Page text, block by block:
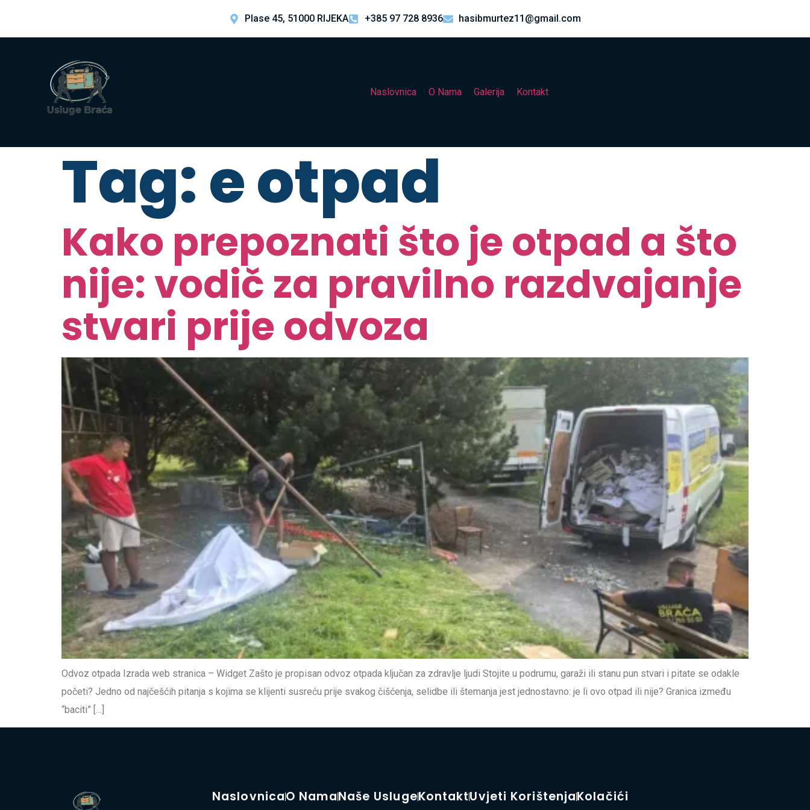
Plase 45, 51000 RIJEKA +385 97 728 8936 hasibmurtez11@gmail.com
Naslovnica O Nama Galerija Kontakt
Tag:e otpad
Kako prepoznati što je otpad a što
nije: vodič za pravilno razdvajanje
stvari prije odvoza
Odvoz otpada Izrada web stranica – Widget Zašto je propisan odvoz otpada ključan za zdravlje ljudi Stojite u podrumu, garaži ili stanu pun stvari i pitate se odakle
početi? Jedno od najčešćih pitanja s kojima se klijenti susreću prije svakog čišćenja, selidbe ili štemanja jest jednostavno: je li ovo otpad ili nije? Granica između
“baciti” […]
NaslovnicaO NamaNaše UslugeKontaktUvjeti KorištenjaKolačići